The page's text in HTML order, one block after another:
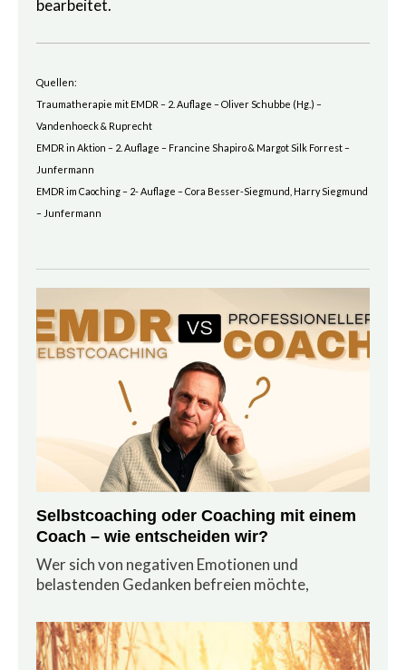
bearbeitet.
Quellen:
Traumatherapie mit EMDR – 2. Auflage – Oliver Schubbe (Hg.) –
Vandenhoeck & Ruprecht
EMDR in Aktion – 2. Auflage – Francine Shapiro & Margot Silk Forrest –
Junfermann
EMDR im Caoching – 2- Auflage – Cora Besser-Siegmund, Harry Siegmund
– Junfermann
Selbstcoaching oder Coaching mit einem
Coach – wie entscheiden wir?
Wer sich von negativen Emotionen und
belastenden Gedanken befreien möchte,